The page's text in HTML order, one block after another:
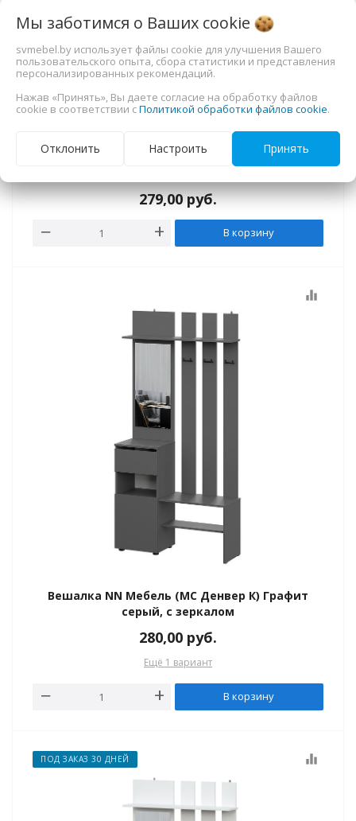
Вешалка NN Мебель (МС Токио) Серия 2 Белый
279,00руб.
В корзину
equalizer
Вешалка NN Мебель (МС Денвер К) Графит
серый, с зеркалом
280,00 руб.
Ещё 1 вариант
В корзину
ПОД ЗАКАЗ 30 ДНЕЙ equalizer
Мы заботимся о Ваших cookie
svmebel.by использует файлы cookie для улучшения Вашего
пользовательского опыта, сбора статистики и представления
персонализированных рекомендаций.
Нажав «Принять», Вы даете согласие на обработку файлов
cookie в соответствии сПолитикой обработки файлов cookie.
Отклонить Настроить Принять